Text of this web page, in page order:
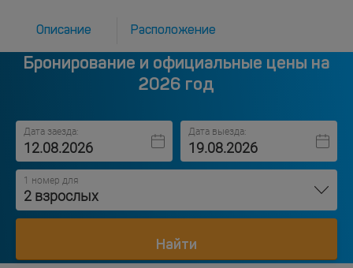
Описание Расположение
Бронирование и официальные цены на
2026 год
Дата заезда: Дата выезда:
1 номер для
2 взрослых
Найти